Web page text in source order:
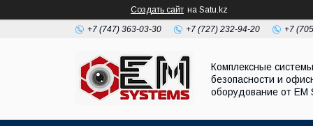
Создать сайт на Satu.kz
+7 (747) 363-03-30 +7 (727) 232-94-20 +7
Комплексные системы
безопасности и
оборудование от EM